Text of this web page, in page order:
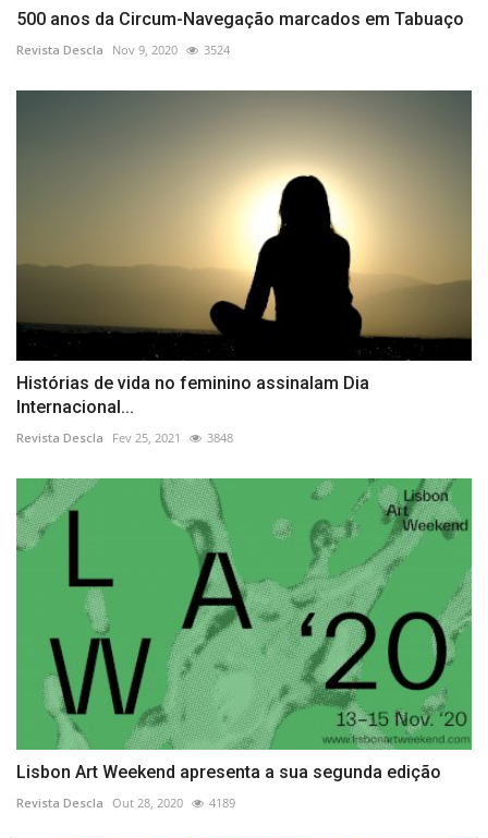
500 anos da Circum-Navegação marcados em Tabuaço
Revista Descla Nov 9, 2020 3524
Histórias de vida no feminino assinalam Dia
Internacional...
Revista Descla Fev 25, 2021 3848
Lisbon Art Weekend apresenta a sua segunda edição
Revista Descla Out 28, 2020 4189